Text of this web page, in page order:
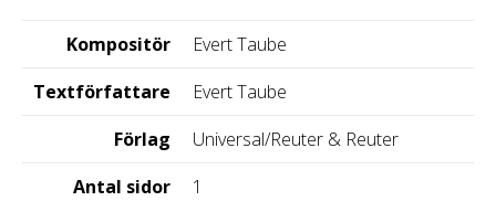
Kompositör
Evert Taube
Textförfattare
Evert Taube
Förlag
Universal/Reuter & Reuter
Antal sidor
1